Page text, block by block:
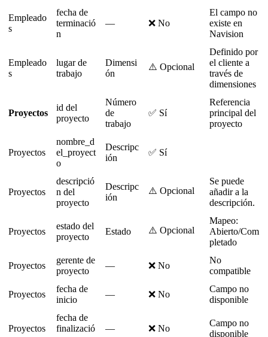
Empleado
s
fecha de
terminació
n
— ❌ No
El campo no
existe en
Navision
Empleado
s
lugar de
trabajo
Dimensi
ón
⚠ Opcional
Definido por
el cliente a
través de
dimensiones
Proyectos
id del
proyecto
Número
de
trabajo
✅ Sí
Referencia
principal del
proyecto
Proyectos
nombre_d
el_proyect
o
Descripc
ión
✅ Sí
Proyectos
descripció
n del
proyecto
Descripc
ión
⚠ Opcional
Se puede
añadir a la
descripción.
Proyectos
estado del
proyecto
Estado ⚠ Opcional
Mapeo:
Abierto/Com
pletado
Proyectos
gerente de
proyecto
— ❌ No
No
compatible
Proyectos
fecha de
inicio
— ❌ No
Campo no
disponible
Proyectos
fecha de
finalizació
— ❌ No
Campo no
disponible